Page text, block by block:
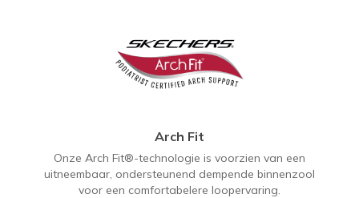
Arch Fit
Onze Arch Fit®-technologie is voorzien van een
uitneembaar, ondersteunend dempende binnenzool
voor een comfortabelere loopervaring.